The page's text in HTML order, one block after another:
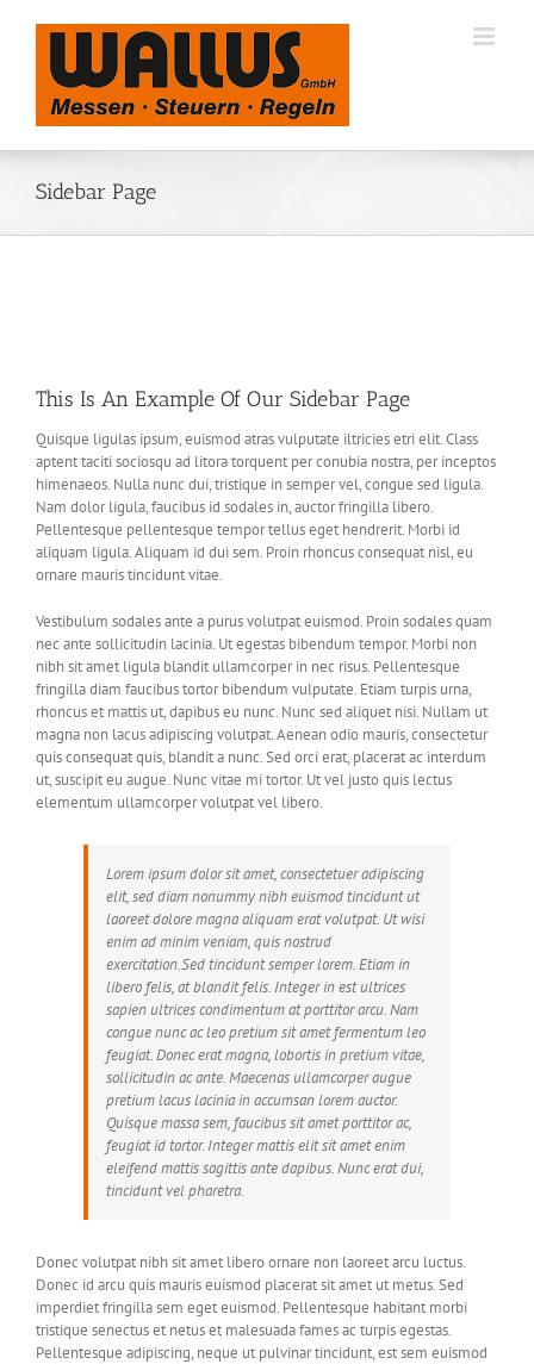
Sidebar Page
This Is An Example Of Our Sidebar Page
Quisque ligulas ipsum, euismod atras vulputate iltricies etri elit. Class
aptent taciti sociosqu ad litora torquent per conubia nostra, per inceptos
himenaeos. Nulla nunc dui, tristique in semper vel, congue sed ligula.
Nam dolor ligula, faucibus id sodales in, auctor fringilla libero.
Pellentesque pellentesque tempor tellus eget hendrerit. Morbi id
aliquam ligula. Aliquam id dui sem. Proin rhoncus consequat nisl, eu
ornare mauris tincidunt vitae.
Vestibulum sodales ante a purus volutpat euismod. Proin sodales quam
nec ante sollicitudin lacinia. Ut egestas bibendum tempor. Morbi non
nibh sit amet ligula blandit ullamcorper in nec risus. Pellentesque
fringilla diam faucibus tortor bibendum vulputate. Etiam turpis urna,
rhoncus et mattis ut, dapibus eu nunc. Nunc sed aliquet nisi. Nullam ut
magna non lacus adipiscing volutpat. Aenean odio mauris, consectetur
quis consequat quis, blandit a nunc. Sed orci erat, placerat ac interdum
ut, suscipit eu augue. Nunc vitae mi tortor. Ut vel justo quis lectus
elementum ullamcorper volutpat vel libero.
Lorem ipsum dolor sit amet, consectetuer adipiscing
elit, sed diam nonummy nibh euismod tincidunt ut
laoreet dolore magna aliquam erat volutpat. Ut wisi
enim ad minim veniam, quis nostrud
exercitation.Sed tincidunt semper lorem. Etiam in
libero felis, at blandit felis. Integer in est ultrices
sapien ultrices condimentum at porttitor arcu. Nam
congue nunc ac leo pretium sit amet fermentum leo
feugiat. Donec erat magna, lobortis in pretium vitae,
sollicitudin ac ante. Maecenas ullamcorper augue
pretium lacus lacinia in accumsan lorem auctor.
Quisque massa sem, faucibus sit amet porttitor ac,
feugiat id tortor. Integer mattis elit sit amet enim
eleifend mattis sagittis ante dapibus. Nunc erat dui,
tincidunt vel pharetra.
Donec volutpat nibh sit amet libero ornare non laoreet arcu luctus.
Donec id arcu quis mauris euismod placerat sit amet ut metus. Sed
imperdiet fringilla sem eget euismod. Pellentesque habitant morbi
tristique senectus et netus et malesuada fames ac turpis egestas.
Pellentesque adipiscing, neque ut pulvinar tincidunt, est sem euismod